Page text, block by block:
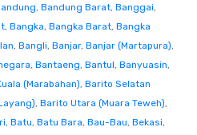
, Bandung Barat, Banggai,
, Bangka, Bangka Barat, Bangka
, Bangli, Banjar, Banjar (Martapura),
, Bantaeng, Bantul, Banyuasin,
(Marabahan), Barito Selatan
, Barito Utara (Muara Teweh),
, Batu, Batu Bara, Bau-Bau, Bekasi,